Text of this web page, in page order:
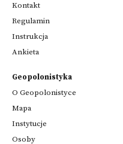
Kontakt
Regulamin
Instrukcja
Ankieta
Geopolonistyka
O Geopolonistyce
Mapa
Instytucje
Osoby